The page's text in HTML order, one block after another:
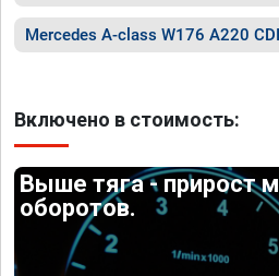
Mercedes A-class W176 A220
Включено в стоимость:
Выше тяга - прирост
оборотов.